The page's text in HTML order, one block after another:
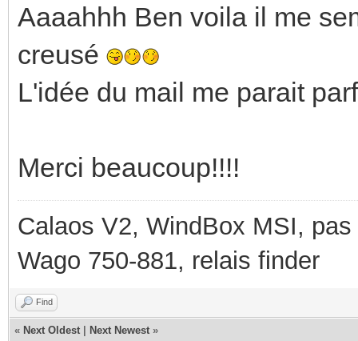
Aaaahhh Ben voila il me
creusé
L'idée du mail me parait
Merci beaucoup!!!!
Calaos V2, WindBox MSI,
Wago 750-881, relais finder
Find
« Next Oldest Next Newest »